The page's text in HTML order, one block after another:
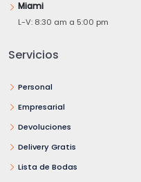
Miami
L-V: 8:30 am a 5:00 pm
Servicios
Personal
Empresarial
Devoluciones
Delivery Gratis
Lista de Bodas